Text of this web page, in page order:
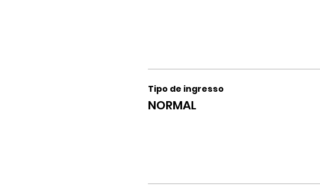
Tipo de ingresso
NORMAL